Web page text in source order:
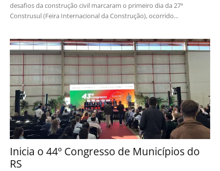
desafios da construção civil marcaram o primeiro dia da 27ª
Construsul (Feira Internacional da Construção), ocorrido...
Inicia o 44º Congresso de Municípios do
RS